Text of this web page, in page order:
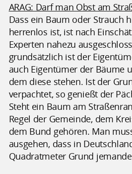
ARAG: Darf man Obst am
Dass ein Baum oder Strauch
herrenlos ist, ist nach
Experten nahezu
grundsätzlich ist der
auch Eigentümer der Bäume
dem diese stehen. Ist der
verpachtet, so genießt der
Steht ein Baum am
Regel der Gemeinde, dem
dem Bund gehören. Man
ausgehen, dass in
Quadratmeter Grund